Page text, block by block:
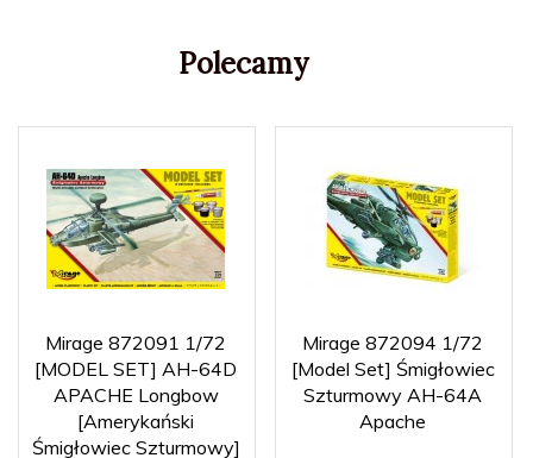
Polecamy
Mirage 872091 1/72
[MODEL SET] AH-64D
APACHE Longbow
[Amerykański
Śmigłowiec Szturmowy]
Mirage 872094 1/72
[Model Set] Śmigłowiec
Szturmowy AH-64A
Apache